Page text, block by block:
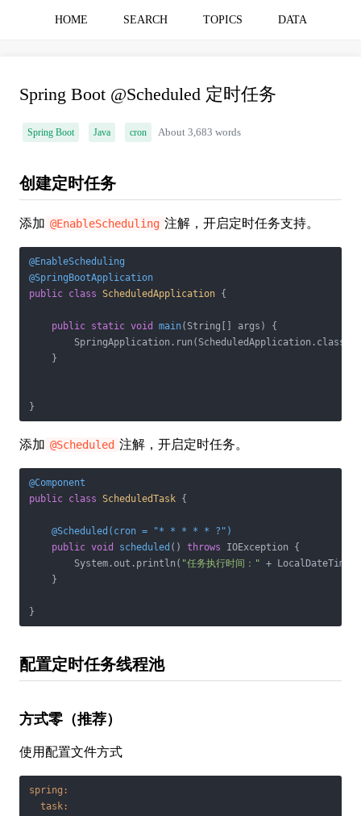
HOME SEARCH TOPICS DATA
Spring Boot @Scheduled 定时任务
Spring Boot Java cron About 3,683 words
创建定时任务
添加 @EnableScheduling 注解，开启定时任务支持。
@EnableScheduling
@SpringBootApplication
public class ScheduledApplication {
public static void main(String[] args)
{
SpringApplication.run(ScheduledApplication.class,
    }
}
添加 @Scheduled 注解，开启定时任务。
@Component
public class ScheduledTask {
@Scheduled(cron = "* * * * * ?")
public void scheduled () throws IOException {
        System.out.println(
"任务执行时间：" +
    }
}
配置定时任务线程池
方式零（推荐）
使用配置文件方式
spring:
task: